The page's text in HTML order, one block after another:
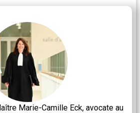
Marie-Camille Eck, avocate au